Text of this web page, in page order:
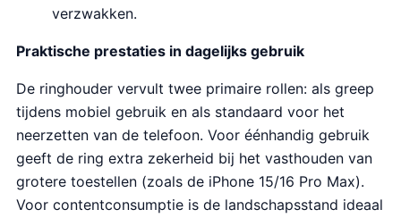
verzwakken.
Praktische prestaties in dagelijks gebruik
De ringhouder vervult twee primaire rollen: als greep
tijdens mobiel gebruik en als standaard voor het
neerzetten van de telefoon. Voor éénhandig gebruik
geeft de ring extra zekerheid bij het vasthouden van
grotere toestellen (zoals de iPhone 15/16 Pro Max).
Voor contentconsumptie is de landschapsstand ideaal